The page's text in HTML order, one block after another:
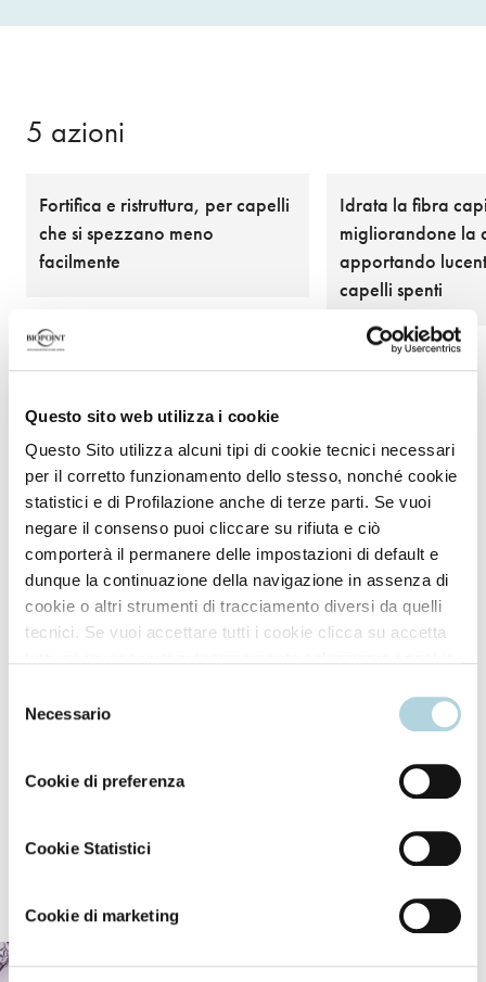
Questo sito web utilizza i cookie
Questo Sito utilizza alcuni tipi di cookie tecnici necessari
per il corretto funzionamento dello stesso, nonché cookie
statistici e di Profilazione anche di terze parti. Se vuoi
negare il consenso puoi cliccare su rifiuta e ciò
comporterà il permanere delle impostazioni di default e
dunque la continuazione della navigazione in assenza di
cookie o altri strumenti di tracciamento diversi da quelli
tecnici. Se vuoi accettare tutti i cookie clicca su accetta
più consulta la
delNecessario
Cookie di preferenza
Cookie Statistici
Cookie di marketing
5 azioni
Fortifica e ristruttura, per capelli
che si spezzano meno
facilmente
Idrata la fibra
migliorandone la
apportando
capelli spenti
Modo d'uso
Tampona i capelli con un asciugamano per eliminare
l'eccesso di acqua e potenziare l'efficacia del
prodotto.
cura.
I nostri ingredienti